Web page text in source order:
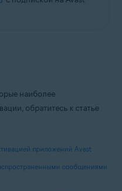
наиболее
обратитесь к статье
приложений Avast
сообщениями